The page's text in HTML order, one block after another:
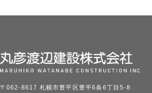
〒062-8617 札幌市豊平区豊平6条6丁目5-8